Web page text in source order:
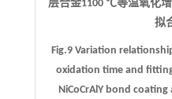
层合金1100 ℃等温氧化
拟
Fig.9 Variation
oxidation time and
NiCoCrAlY bond